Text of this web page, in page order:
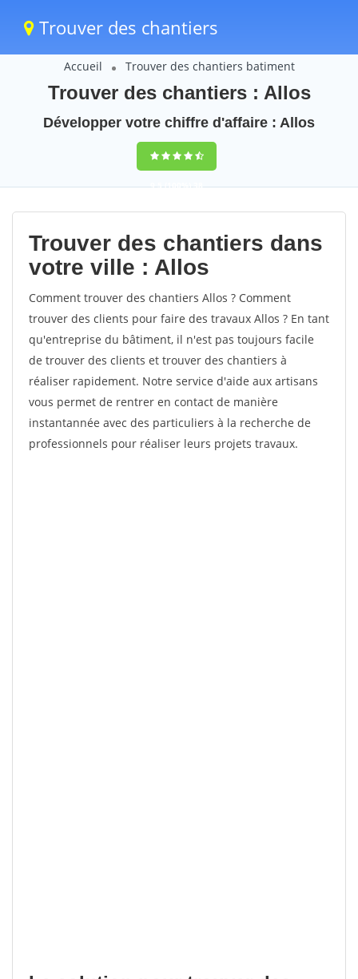
Trouver des chantiers
Accueil Trouver des chantiers batiment
Trouver des chantiers : Allos
Développer votre chiffre d'affaire : Allos
9,5(100%)38
votes
Trouver des chantiers dans
votre ville : Allos
Comment trouver des chantiers Allos ? Comment
trouver des clients pour faire des travaux Allos ? En tant
qu'entreprise du bâtiment, il n'est pas toujours facile
de trouver des clients et trouver des chantiers à
réaliser rapidement. Notre service d'aide aux artisans
vous permet de rentrer en contact de manière
instantannée avec des particuliers à la recherche de
professionnels pour réaliser leurs projets travaux.